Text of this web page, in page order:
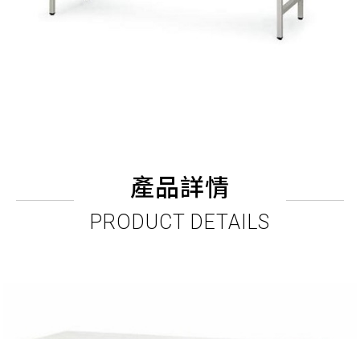
產品詳情
PRODUCT DETAILS